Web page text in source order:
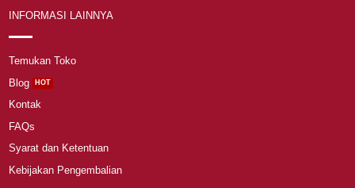
INFORMASI LAINNYA
Temukan Toko
Blog
Kontak
FAQs
Syarat dan Ketentuan
Kebijakan Pengembalian